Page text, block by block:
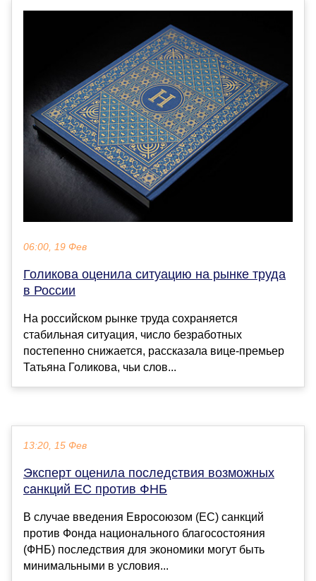
06:00, 19 Фев
Голикова оценила ситуацию на рынке труда
в России
На российском рынке труда сохраняется
стабильная ситуация, число безработных
постепенно снижается, рассказала вице-премьер
Татьяна Голикова, чьи слов...
13:20, 15 Фев
Эксперт оценила последствия возможных
санкций ЕС против ФНБ
В случае введения Евросоюзом (ЕС) санкций
против Фонда национального благосостояния
(ФНБ) последствия для экономики могут быть
минимальными в условия...